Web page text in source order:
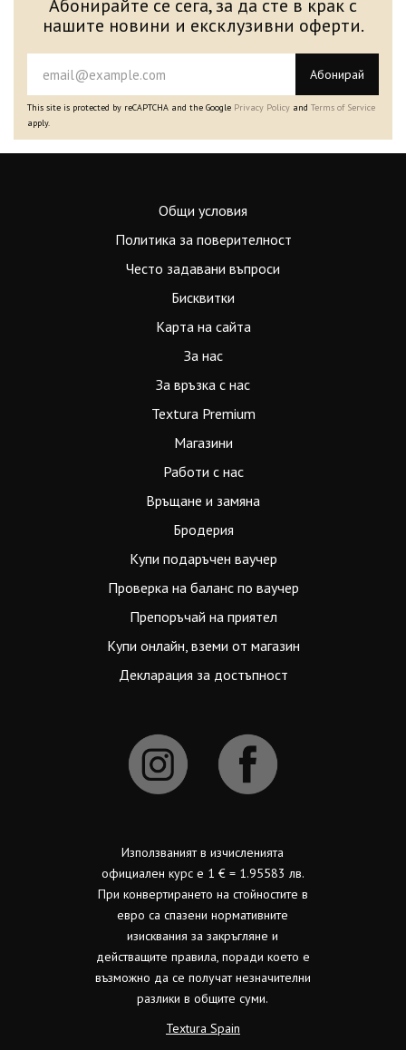
Абонирайте се сега, за да сте в крак с
нашите новини и ексклузивни оферти.
Абонирай
This site is protected by reCAPTCHA and the Google Privacy Policy and Terms of Service
apply.
Общи условия
Политика за поверителност
Често задавани въпроси
Бисквитки
Карта на сайта
За нас
За връзка с нас
Textura Premium
Магазини
Работи с нас
Връщане и замяна
Бродерия
Купи подаръчен ваучер
Проверка на баланс по ваучер
Препоръчай на приятел
Купи онлайн, вземи от магазин
Декларация за достъпност
Използваният в изчисленията
официален курс е 1 € = 1.95583 лв.
При конвертирането на стойностите в
евро са спазени нормативните
изисквания за закръгляне и
действащите правила, поради което е
възможно да се получат незначителни
разлики в общите суми.
Textura Spain